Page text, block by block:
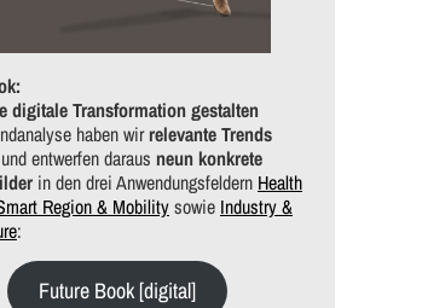
digitale Transformation gestalten
haben wirrelevante Trends
und entwerfen daraus neun konkrete
in den drei Anwendungsfeldern Health
Region & Mobilitysowie Industry &
:
Future Book [digital]